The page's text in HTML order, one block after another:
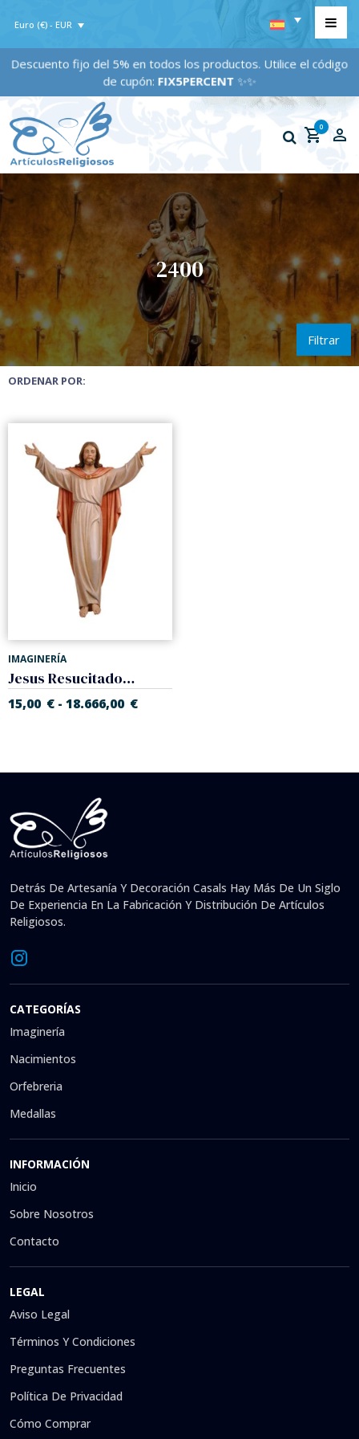
Euro (€) - EUR
Descuento fijo del 5% en todos los productos. Utilice el código
de cupón: FIX5PERCENT ✨✨
0
2400
Filtrar
ORDENAR POR:
IMAGINERÍA
Jesus Resucitado para colgar
15,00 € - 18.666,00 €
Detrás De Artesanía Y Decoración Casals Hay Más De Un Siglo
De Experiencia En La Fabricación Y Distribución De Artículos
Religiosos.
CATEGORÍAS
Imaginería
Nacimientos
Orfebreria
Medallas
INFORMACIÓN
Inicio
Sobre Nosotros
Contacto
LEGAL
Aviso Legal
Términos Y Condiciones
Preguntas Frecuentes
Política De Privacidad
Cómo Comprar